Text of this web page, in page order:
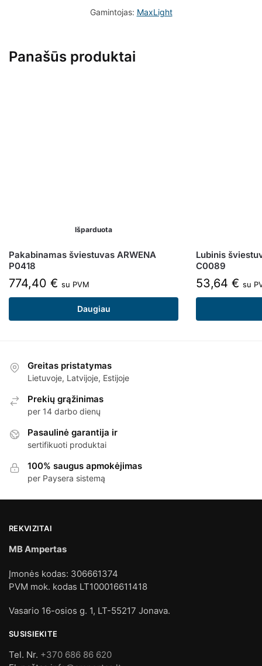
Gamintojas: MaxLight
Panašūs produktai
Išparduota
Pakabinamas šviestuvas ARWENA
P0418
774,40 € su PVM
Daugiau
Lubinis
C0089
53,64 € su
Greitas pristatymas
Lietuvoje, Latvijoje, Estijoje
Prekių grąžinimas
per 14 darbo dienų
Pasaulinė garantija ir
sertifikuoti produktai
100% saugus apmokėjimas
per Paysera sistemą
REKVIZITAI
MB Ampertas
Įmonės kodas: 306661374
PVM mok. kodas LT100016611418
Vasario 16-osios g. 1, LT-55217 Jonava.
SUSISIEKITE
Tel. Nr. +370 686 86 620